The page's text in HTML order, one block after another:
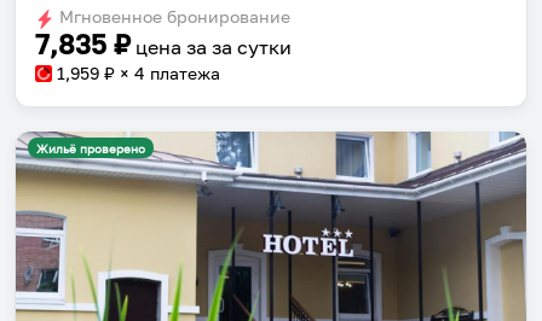
Мгновенное бронирование
7,835 ₽ цена за за сутки
1,959 ₽ × 4 платежа
Жильё проверено